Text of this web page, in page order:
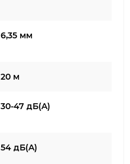
6,35 мм
20 м
30-47 дБ(A)
54 дБ(A)